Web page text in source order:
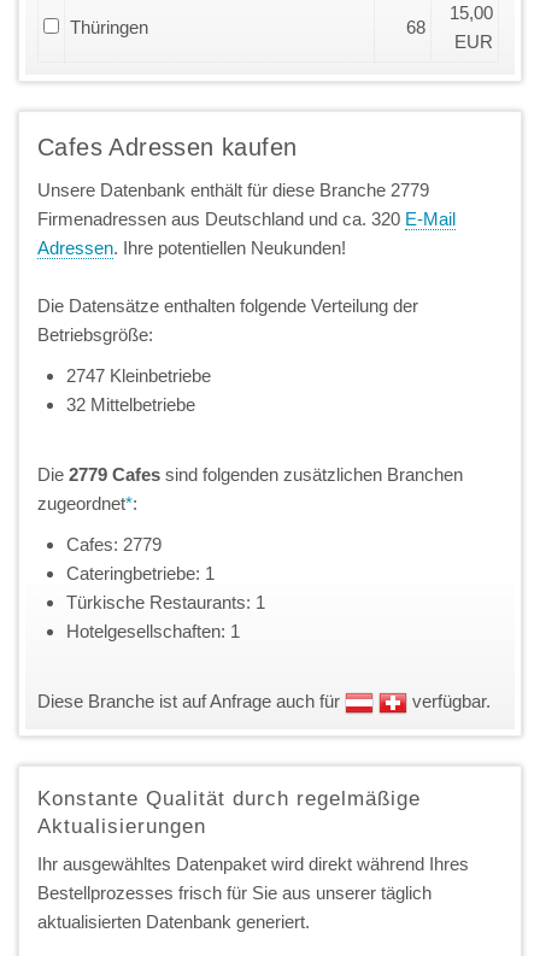
Thüringen 68
15,00
EUR
Cafes Adressen kaufen
Unsere Datenbank enthält für diese Branche 2779
Firmenadressen aus Deutschland und ca. 320 E-Mail
Adressen. Ihre potentiellen Neukunden!
Die Datensätze enthalten folgende Verteilung der
Betriebsgröße:
2747 Kleinbetriebe
32 Mittelbetriebe
Die 2779 Cafes sind folgenden zusätzlichen Branchen
zugeordnet*:
Cafes: 2779
Cateringbetriebe: 1
Türkische Restaurants: 1
Hotelgesellschaften: 1
Diese Branche ist auf Anfrage auch für verfügbar.
Konstante Qualität durch regelmäßige
Aktualisierungen
Ihr ausgewähltes Datenpaket wird direkt während Ihres
Bestellprozesses frisch für Sie aus unserer täglich
aktualisierten Datenbank generiert.